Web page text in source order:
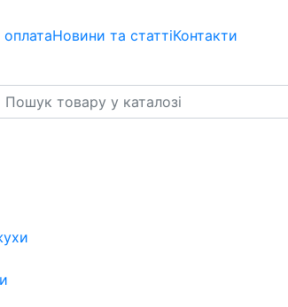
оплатаНовини та статтіКонтакти